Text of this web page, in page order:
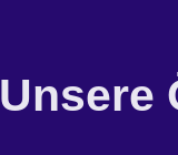
Unsere